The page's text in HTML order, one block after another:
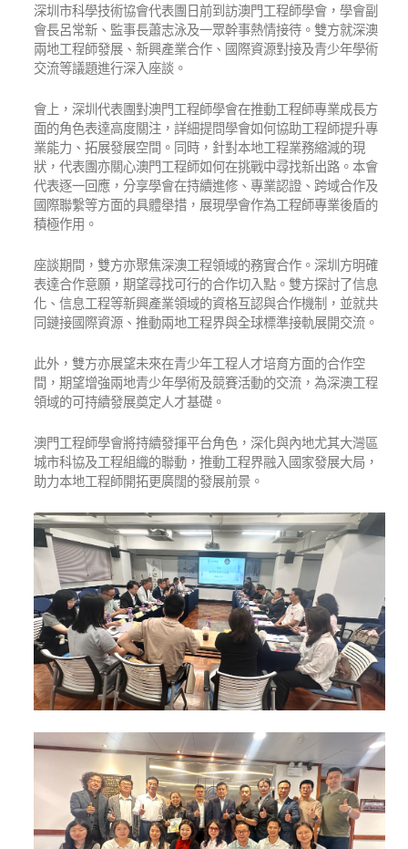
深圳市科學技術協會代表團日前到訪澳門工程師學會，學會副
會長呂常新、監事長蕭志泳及一眾幹事熱情接待。雙方就深澳
兩地工程師發展、新興產業合作、國際資源對接及青少年學術
交流等議題進行深入座談。
會上，深圳代表團對澳門工程師學會在推動工程師專業成長方
面的角色表達高度關注，詳細提問學會如何協助工程師提升專
業能力、拓展發展空間。同時，針對本地工程業務縮減的現
狀，代表團亦關心澳門工程師如何在挑戰中尋找新出路。本會
代表逐一回應，分享學會在持續進修、專業認證、跨域合作及
國際聯繫等方面的具體舉措，展現學會作為工程師專業後盾的
積極作用。
座談期間，雙方亦聚焦深澳工程領域的務實合作。深圳方明確
表達合作意願，期望尋找可行的合作切入點。雙方探討了信息
化、信息工程等新興產業領域的資格互認與合作機制，並就共
同鏈接國際資源、推動兩地工程界與全球標準接軌展開交流。
此外，雙方亦展望未來在青少年工程人才培育方面的合作空
間，期望增強兩地青少年學術及競賽活動的交流，為深澳工程
領域的可持續發展奠定人才基礎。
澳門工程師學會將持續發揮平台角色，深化與內地尤其大灣區
城市科協及工程組織的聯動，推動工程界融入國家發展大局，
助力本地工程師開拓更廣闊的發展前景。